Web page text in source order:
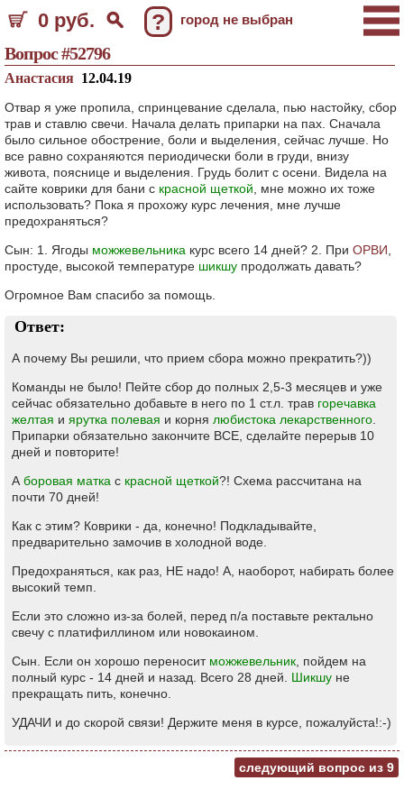
0 руб. ? город не выбран
Вопрос #52796
Анастасия 12.04.19
Отвар я уже пропила, спринцевание сделала, пью настойку, сбор
трав и ставлю свечи. Начала делать припарки на пах. Сначала
было сильное обострение, боли и выделения, сейчас лучше. Но
все равно сохраняются периодически боли в груди, внизу
живота, пояснице и выделения. Грудь болит с осени. Видела на
сайте коврики для бани с красной щеткой , мне можно их тоже
использовать? Пока я прохожу курс лечения, мне лучше
предохраняться?
Сын: 1. Ягоды можжевельника курс всего 14 дней? 2. При ОРВИ
простуде, высокой температуре шикшу продолжать давать?
Огромное Вам спасибо за помощь.
Ответ:
А почему Вы решили, что прием сбора можно прекратить?))
Команды не было! Пейте сбор до полных 2,5-3 месяцев и уже
сейчас обязательно добавьте в него по 1 ст.л. трав горечавка
желтая и ярутка полевая и корня любистока лекарственного
Припарки обязательно закончите ВСЕ, сделайте перерыв 10
дней и повторите!
А боровая матка с красной щеткой?! Схема рассчитана на
почти 70 дней!
Как с этим? Коврики - да, конечно! Подкладывайте,
предварительно замочив в холодной воде.
Предохраняться, как раз, НЕ надо! А, наоборот, набирать более
высокий темп.
Если это сложно из-за болей, перед п/а поставьте ректально
свечу с платифиллином или новокаином.
Сын. Если он хорошо переносит можжевельник , пойдем на
полный курс - 14 дней и назад. Всего 28 дней. Шикшу не
прекращать пить, конечно.
УДАЧИ и до скорой связи! Держите меня в курсе, пожалуйста!:-)
следующий вопрос из 9